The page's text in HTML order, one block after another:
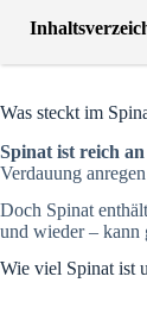
Was steckt im
Spinat ist reich
Verdauung
Doch Spinat
und wieder – kann
Wie viel Spinat ist